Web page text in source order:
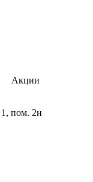
Акции
пом. 2н